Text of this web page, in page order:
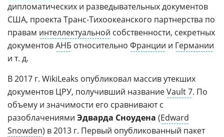
дипломатических и разведывательных документов
США, проекта Транс-Тихоокеанского партнерства по
правам интеллектуальной собственности, секретных
документовАНБ относительно Франции и Германии
и т. д.
В 2017 г. WikiLeaks опубликовал массив утекших
документов ЦРУ, получивший названиеVault 7. По
объему и значимости его сравнивают с
разоблачениями Эдварда Сноудена (Edward
Snowden) в 2013 г. Первый опубликованный пакет